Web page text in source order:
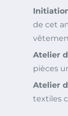
de cet
Atelier
pièces
Atelier
textiles